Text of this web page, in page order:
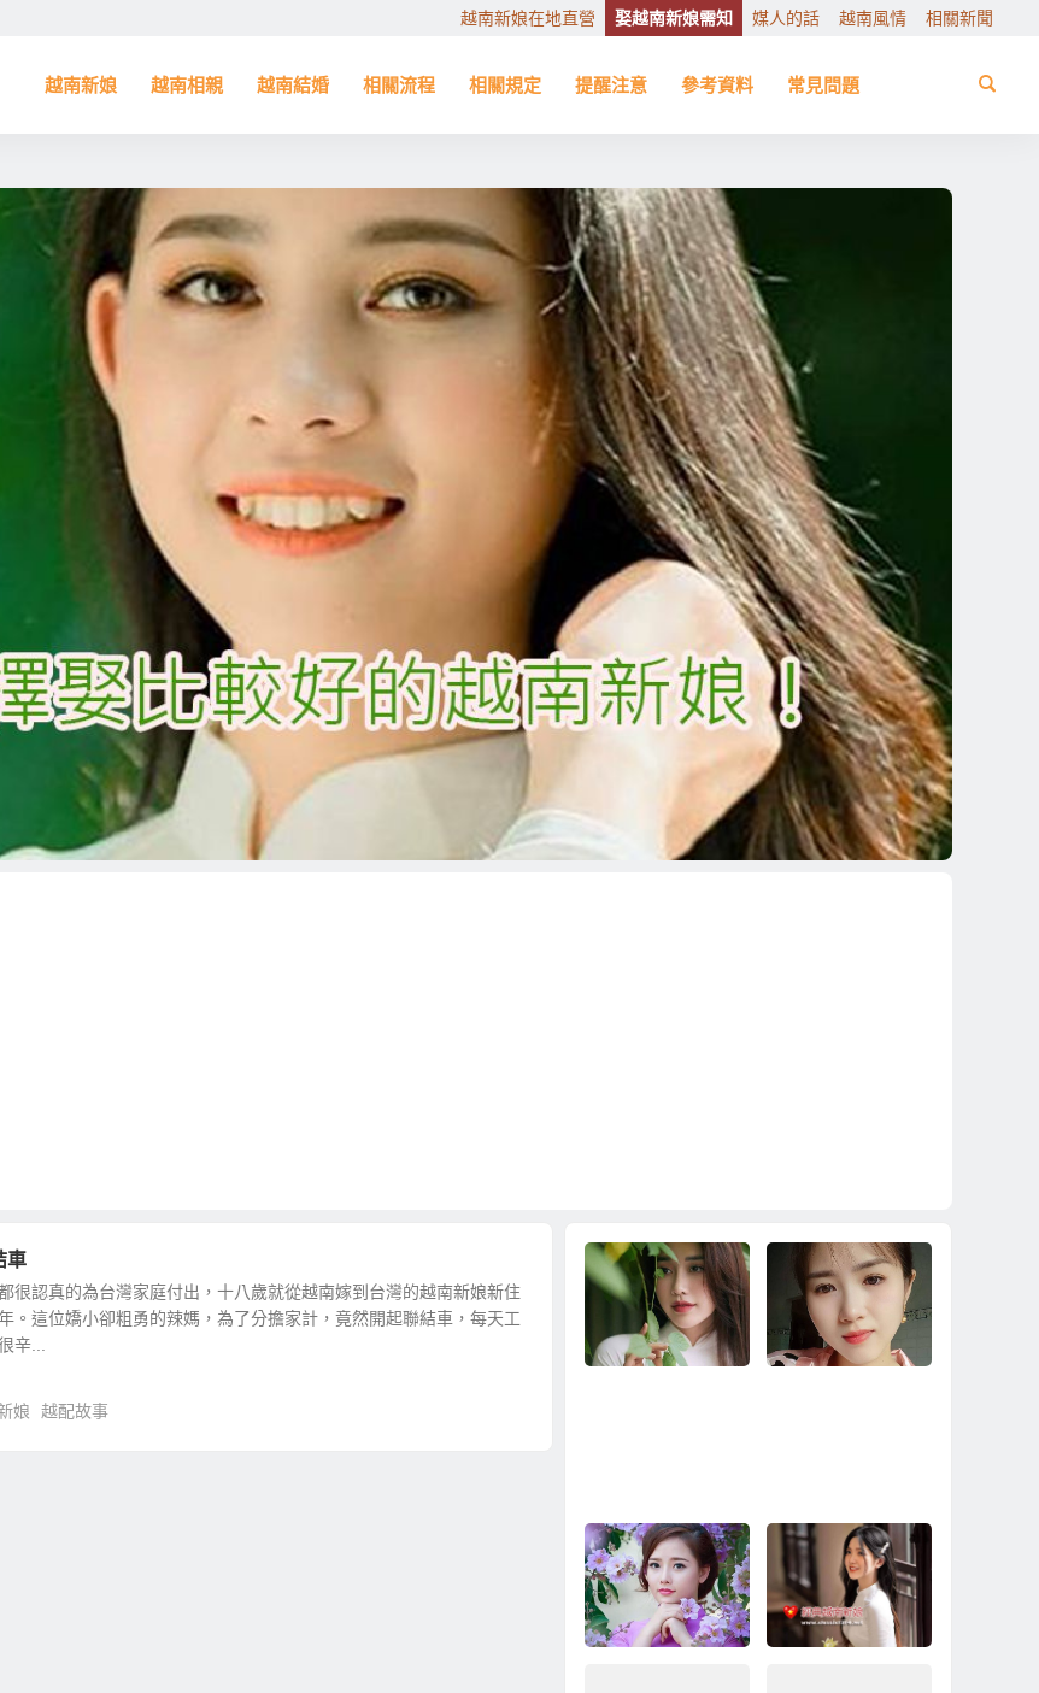
越南新娘在地直營 娶越南新娘需知 媒人的話 越南風情 相關新聞
越南新娘 越南相親 越南結婚 相關流程 相關規定 提醒注意 參考資料 常見問題
車
很認真的為台灣家庭付出，十八歲就從越南嫁到台灣的越南新娘新住
。這位嬌小卻粗勇的辣媽，為了分擔家計，竟然開起聯結車，每天工
辛...
娘 越配故事
要省時省錢娶越南新
娘？還是就是娶個單
純漂亮未婚越南新
合約保障中途不加價3
1萬娶越南新娘